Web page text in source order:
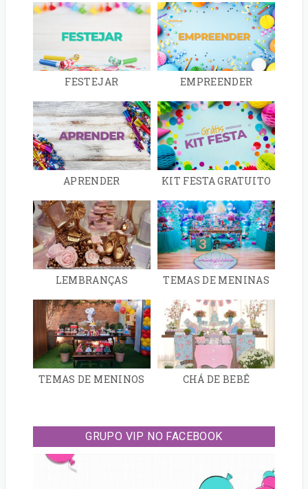
FESTEJAR EMPREENDER
APRENDER KIT FESTA GRATUITO
LEMBRANÇAS TEMAS DE MENINAS
TEMAS DE MENINOS CHÁ DE BEBÊ
GRUPO VIP NO FACEBOOK